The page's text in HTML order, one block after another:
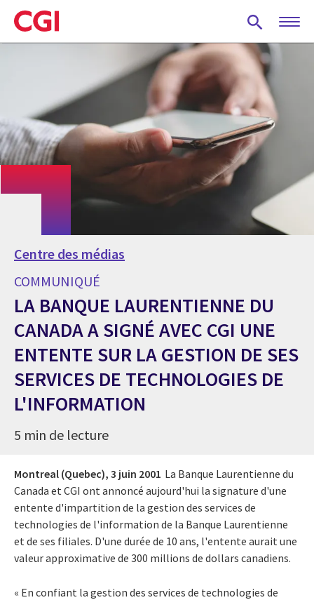
Skip
to
main
Centre des médias
COMMUNIQUÉ
LA BANQUE LAURENTIENNE DU
CANADA A SIGNÉ AVEC CGI UNE
ENTENTE SUR LA GESTION DE SES
SERVICES DE TECHNOLOGIES DE
L'INFORMATION
5 min de lecture
Montreal (Quebec), 3 juin 2001 La Banque Laurentienne du
Canada et CGI ont annoncé aujourd'hui la signature d'une
entente d'impartition de la gestion des services de
technologies de l'information de la Banque Laurentienne
et de ses filiales. D'une durée de 10 ans, l'entente aurait une
valeur approximative de 300 millions de dollars canadiens.
« En confiant la gestion des services de technologies de